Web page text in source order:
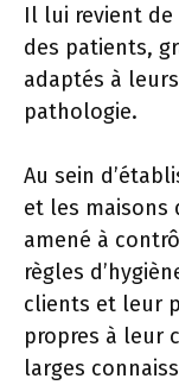
Il lui revient de
des patients,
adaptés à
pathologie.
Au sein
et les maisons
amené à
règles
clients et leur
propres à leur
larges